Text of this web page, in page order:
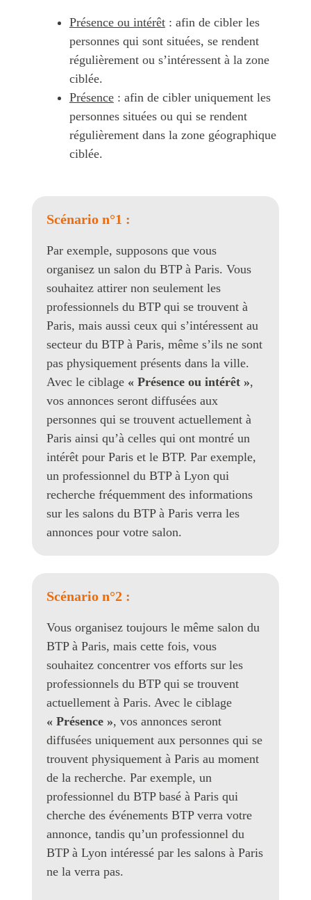
Présence ou intérêt: afin de cibler les
personnes qui sont situées, se rendent
régulièrement ou s’intéressent à la zone
ciblée.
Présence: afin de cibler uniquement les
personnes situées ou qui se rendent
régulièrement dans la zone géographique
ciblée.
Scénario n°1 :
Par exemple, supposons que vous
organisez un salon du BTP à Paris. Vous
souhaitez attirer non seulement les
professionnels du BTP qui se trouvent à
Paris, mais aussi ceux qui s’intéressent au
secteur du BTP à Paris, même s’ils ne sont
pas physiquement présents dans la ville.
Avec le ciblage « Présence ou intérêt »,
vos annonces seront diffusées aux
personnes qui se trouvent actuellement à
Paris ainsi qu’à celles qui ont montré un
intérêt pour Paris et le BTP. Par exemple,
un professionnel du BTP à Lyon qui
recherche fréquemment des informations
sur les salons du BTP à Paris verra les
annonces pour votre salon.
Scénario n°2 :
Vous organisez toujours le même salon du
BTP à Paris, mais cette fois, vous
souhaitez concentrer vos efforts sur les
professionnels du BTP qui se trouvent
actuellement à Paris. Avec le ciblage
« Présence », vos annonces seront
diffusées uniquement aux personnes qui se
trouvent physiquement à Paris au moment
de la recherche. Par exemple, un
professionnel du BTP basé à Paris qui
cherche des événements BTP verra votre
annonce, tandis qu’un professionnel du
BTP à Lyon intéressé par les salons à Paris
ne la verra pas.